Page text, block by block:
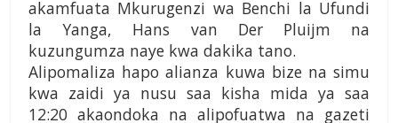
akamfuata Mkurugenzi wa Benchi la Ufundi
la Yanga, Hans van Der Pluijm na
kuzungumza naye kwa dakika tano.
Alipomaliza hapo alianza kuwa bize na simu
kwa zaidi ya nusu saa kisha mida ya saa
12:20 akaondoka na alipofuatwa na gazeti